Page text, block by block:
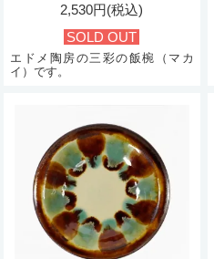
2,530円(税込)
SOLD OUT
エドメ陶房の三彩の飯椀（マカ
イ）です。